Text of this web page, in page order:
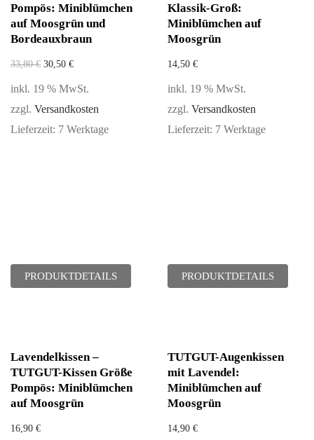
Pompös: Miniblümchen
auf Moosgrün und
Bordeauxbraun
33,80€ 30,50 €
inkl. 19 % MwSt.
zzgl. Versandkosten
Lieferzeit: 7 Werktage
PRODUKTDETAILS
Klassik-Groß:
Miniblümchen auf
Moosgrün
14,50 €
inkl. 19 % MwSt.
zzgl. Versandkosten
Lieferzeit: 7 Werktage
PRODUKTDETAILS
Lavendelkissen –
TUTGUT-Kissen Größe
Pompös: Miniblümchen
auf Moosgrün
16,90 €
TUTGUT-Augenkissen
mit Lavendel:
Miniblümchen auf
Moosgrün
14,90 €